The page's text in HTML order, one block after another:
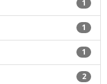
1
1
1
2